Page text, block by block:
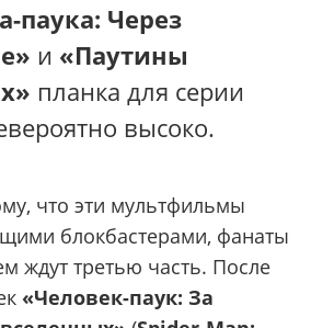
паука: Через
и «Паутины
планка для серии
высоко.
что эти мультфильмы
блокбастерами, фанаты
ждут третью часть. После
«Человек-паук: За